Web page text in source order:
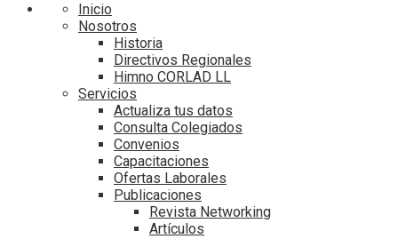
Inicio
Nosotros
Historia
Directivos Regionales
Himno CORLAD LL
Servicios
Actualiza tus datos
Consulta Colegiados
Convenios
Capacitaciones
Ofertas Laborales
Publicaciones
Revista Networking
Artículos